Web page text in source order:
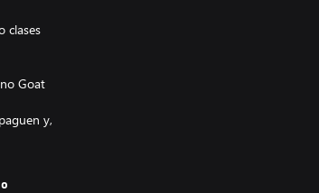
clases
Goat
y,